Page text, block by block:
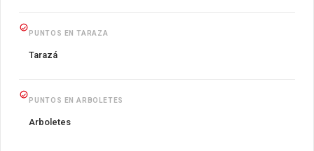
PUNTOS EN TARAZA
Tarazá
PUNTOS EN ARBOLETES
Arboletes